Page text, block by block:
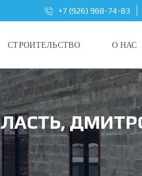
+7 (926) 968-74-83
СТРОИТЕЛЬСТВО О НАС